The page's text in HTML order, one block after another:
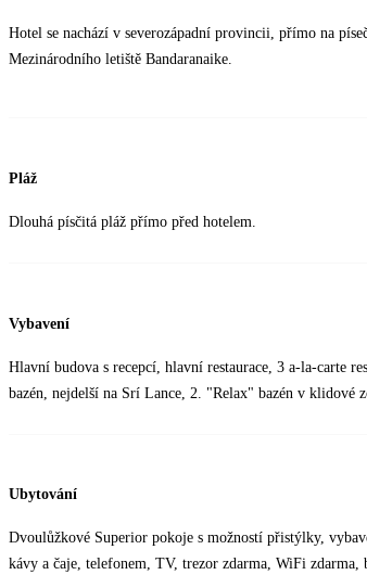
Hotel se nachází v severozápadní provincii, přímo na
Mezinárodního letiště Bandaranaike.
Pláž
Dlouhá písčitá pláž přímo před hotelem.
Vybavení
Hlavní budova s recepcí, hlavní restaurace, 3 a-la-carte
bazén, nejdelší na Srí Lance, 2. "Relax" bazén v klidové
Ubytování
Dvoulůžkové Superior pokoje s možností přistýlky,
kávy a čaje, telefonem, TV, trezor zdarma, WiFi